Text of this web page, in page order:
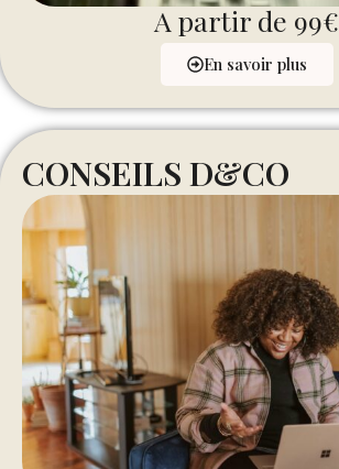
A partir de 99€
En savoir plus
CONSEILS D&CO